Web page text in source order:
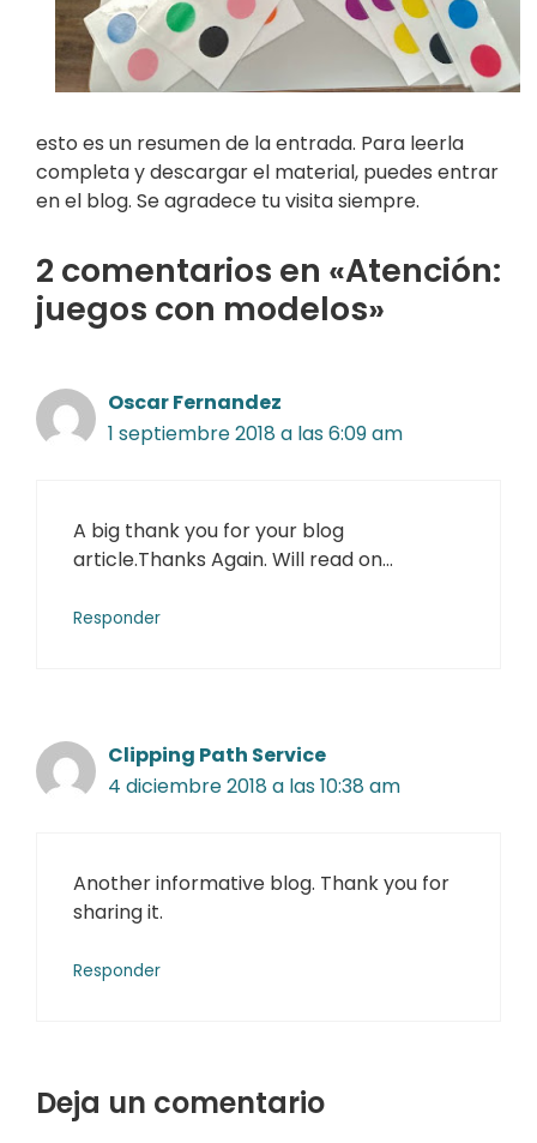
esto es un resumen de la entrada. Para leerla
completa y descargar el material, puedes entrar
en el blog. Se agradece tu visita siempre.
2 comentarios en «Atención:
juegos con modelos»
Oscar Fernandez
1 septiembre 2018 a las 6:09 am
A big thank you for your blog
article.Thanks Again. Will read on…
Responder
Clipping Path Service
4 diciembre 2018 a las 10:38 am
Another informative blog. Thank you for
sharing it.
Responder
Deja un comentario